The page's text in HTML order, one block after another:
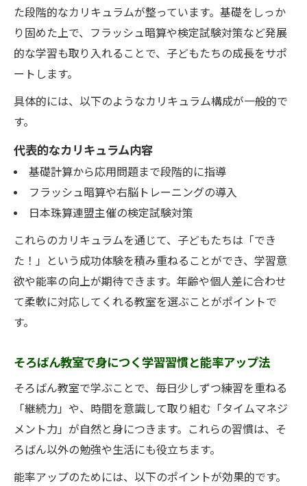
能率の高いそろばん教室と月謝の関係性を
知ろう
とめ
広島市西区・東区で見られるそろばん教室
の月謝傾向
実体験を元に考えるそろばん教室選びのコツ
そろばん教室の実体験が示す能率アップの
ポイント
広島市で人気のそろばん教室体験談を紹介
能率を実感したそろばん教室の選び方とは
た段階的なカリキュラムが整っています。基礎をしっか
り固めた上で、フラッシュ暗算や検定試験対策など発展
的な学習も取り入れることで、子どもたちの成長をサポ
ートします。
具体的には、以下のようなカリキュラム構成が一般的で
す。
代表的なカリキュラム内容
基礎計算から応用問題まで段階的に指導
フラッシュ暗算や右脳トレーニングの導入
日本珠算連盟主催の検定試験対策
これらのカリキュラムを通じて、子どもたちは「でき
た！」という成功体験を積み重ねることができ、学習意
欲や能率の向上が期待できます。年齢や個人差に合わせ
て柔軟に対応してくれる教室を選ぶことがポイントで
す。
そろばん教室で身につく学習習慣と能率アップ法
そろばん教室で学ぶことで、毎日少しずつ練習を重ねる
「継続力」や、時間を意識して取り組む「タイムマネジ
メント力」が自然と身につきます。これらの習慣は、そ
ろばん以外の勉強や生活にも役立ちます。
能率アップのためには、以下のポイントが効果的です。